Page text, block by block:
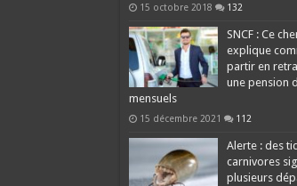
15 octobre 2018 132
SNCF : Ce
explique
partir en
une pension
mensuels
15 décembre 2021 112
Alerte : des
carnivores
plusieurs